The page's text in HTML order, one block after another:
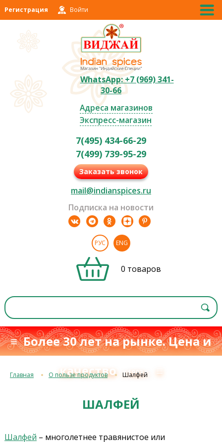
Регистрация Войти
WhatsApp: +7 (969) 341-
30-66
Адреса магазинов
Экспресс-магазин
7(495) 434-66-29
7(499) 739-95-29
Заказать звонок
mail@indianspices.ru
Подписка на новости
РУС ENG
0 товаров
≡ Более 30 лет на рынке. Цена и
качество
с 1993 г. ≡
Главная О пользе продуктов Шалфей
ШАЛФЕЙ
Шалфей – многолетнее травянистое или